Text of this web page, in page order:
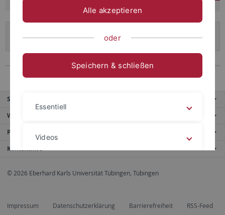
Prüfungsordnungen
Service
Weitere Angebote
Portale
Kontaktinfo
© 2026 Eberhard Karls Universität Tübingen, Tübingen
Impressum Datenschutzerklärung Barrierefreiheit RSS-Feed
Alle akzeptieren
oder
Speichern & schließen
Essentiell
Videos
Impressum Datenschutzerklärung